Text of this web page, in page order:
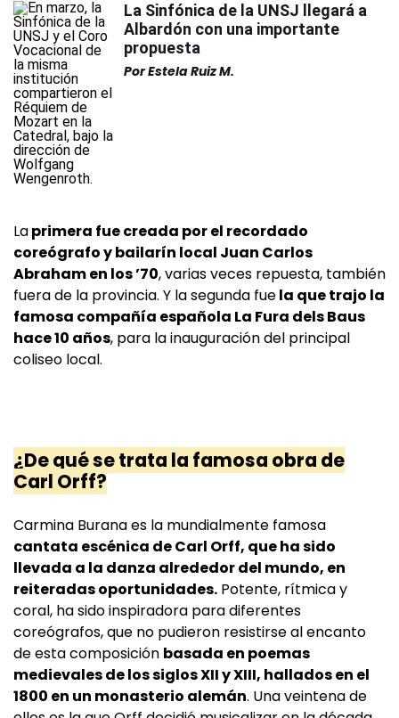
La Sinfónica de la UNSJ llegará a
Albardón con una importante
propuesta
PorEstela Ruiz M.
Laprimera fue creada por el recordado
coreógrafo y bailarín local Juan Carlos
Abraham en los ’70, varias veces repuesta, también
fuera de la provincia. Y la segunda fuela que trajo la
famosa compañía española La Fura dels Baus
hace 10 años, para la inauguración del principal
coliseo local.
¿De qué se trata la famosa obra de
Carl Orff?
Carmina Burana es la mundialmente famosa
cantata escénica de Carl Orff, que ha sido
llevada a la danza alrededor del mundo, en
reiteradas oportunidades. Potente, rítmica y
coral, ha sido inspiradora para diferentes
coreógrafos, que no pudieron resistirse al encanto
de esta composición basada en poemas
medievales de los siglos XII y XIII, hallados en el
1800 en un monasterio alemán. Una veintena de